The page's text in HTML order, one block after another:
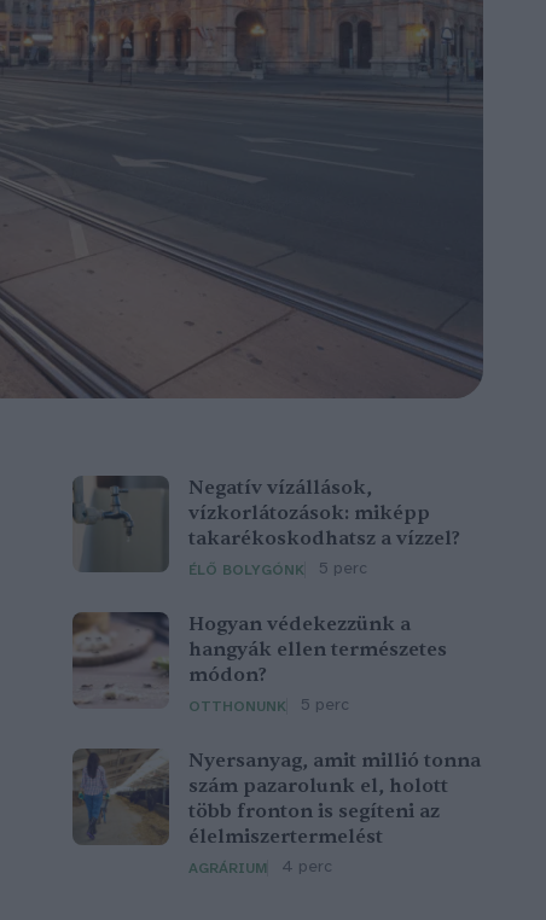
Negatív vízállások,
vízkorlátozások: miképp
takarékoskodhatsz a vízzel?
ÉLŐ BOLYGÓNK 5 perc
Hogyan védekezzünk a
hangyák ellen természetes
módon?
OTTHONUNK 5 perc
Nyersanyag, amit millió tonna
szám pazarolunk el, holott
több fronton is segíteni az
élelmiszertermelést
AGRÁRIUM 4 perc